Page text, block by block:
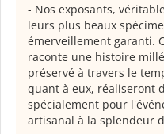
- Nos exposants,
leurs plus beaux
émerveillement garanti.
raconte une histoire
préservé à travers le
quant à eux, réaliseront
spécialement pour
artisanal à la splendeur